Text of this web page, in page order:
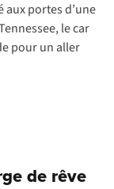
aux portes d’une
le car
pour un aller
de rêve